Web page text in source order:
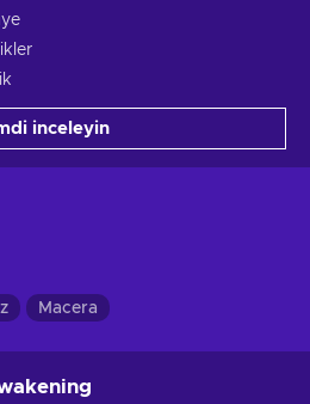
inceleyin
Macera